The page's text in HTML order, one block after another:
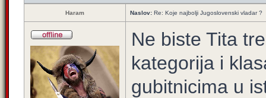
Haram Naslov: Re: Koje najbolji Jugoslovenski vladar ?
Ne biste Tita
kategorija i
gubitnicima u